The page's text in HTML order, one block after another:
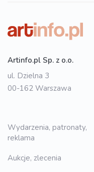
Artinfo.pl Sp. z o.o.
ul. Dzielna 3
00-162 Warszawa
Wydarzenia, patronaty,
reklama
Aukcje, zlecenia